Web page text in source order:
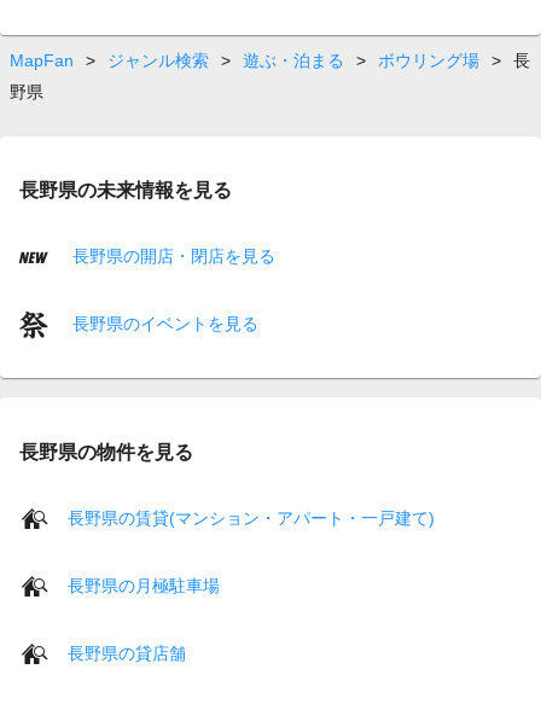
MapFan > ジャンル検索 > 遊ぶ・泊まる > ボウリング場 >
長
野県
長野県の未来情報を見る
長野県の開店・閉店を見る
長野県のイベントを見る
長野県の物件を見る
長野県の賃貸(マンション・アパート・一戸建て)
長野県の月極駐車場
長野県の貸店舗